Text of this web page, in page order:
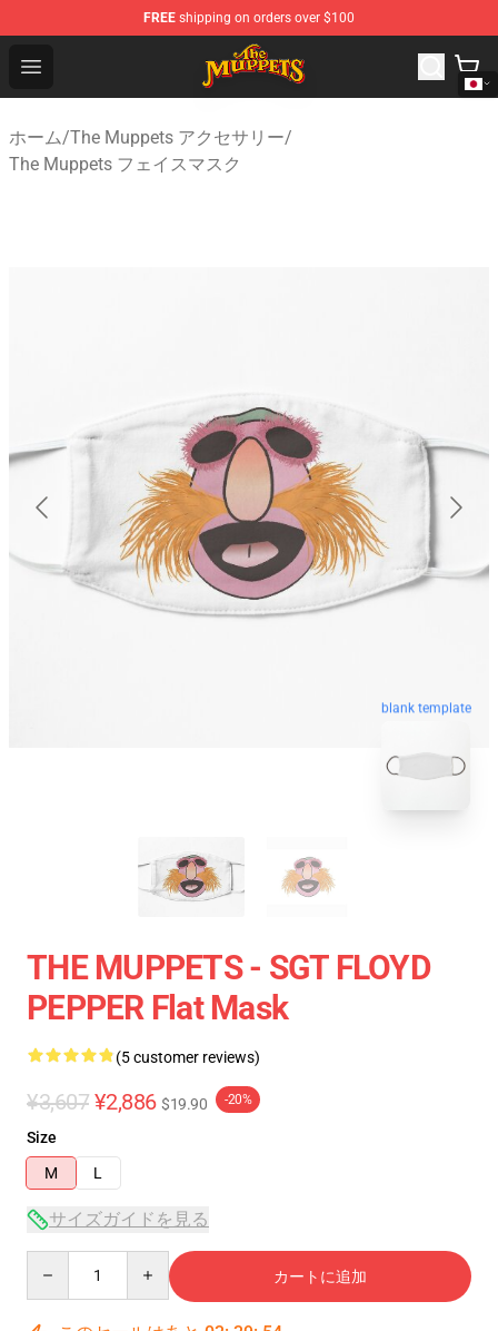
FREE shipping on orders over $100
Open menu
The Muppets Store - Official The Muppets Merchandise
ホーム/The Muppets アクセサリー/
The Muppets フェイスマスク
blank template
THE MUPPETS - SGT FLOYD
PEPPER Flat Mask
(5 customer reviews)
¥3,607 ¥2,886 $19.90 -20%
Size
M
L
サイズガイドを見る
カートに追加